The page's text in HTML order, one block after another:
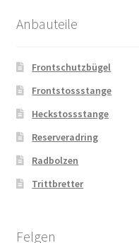
Anbauteile
Frontschutzbügel
Frontstossstange
Heckstossstange
Reserveradring
Radbolzen
Trittbretter
Felgen